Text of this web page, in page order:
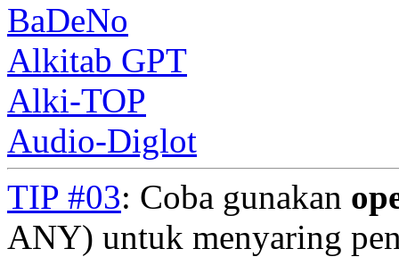
BaDeNo
Alkitab GPT
Alki-TOP
Audio-Diglot
TIP #03: Coba gunakan
ANY) untuk menyaring